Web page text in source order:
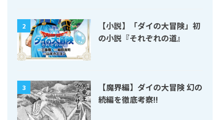
2
【小説】「ダイの大冒険」初
の小説『それぞれの道』
3
【魔界編】ダイの大冒険 幻の
続編を徹底考察!!